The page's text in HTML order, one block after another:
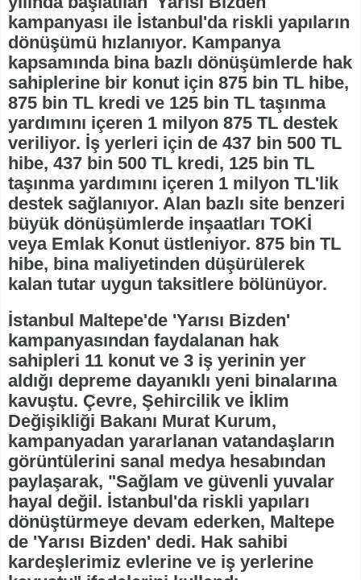
kampanyası ile İstanbul'da riskli yapıların
dönüşümü hızlanıyor. Kampanya
kapsamında bina bazlı dönüşümlerde hak
sahiplerine bir konut için 875 bin TL hibe,
875 bin TL kredi ve 125 bin TL taşınma
yardımını içeren 1 milyon 875 TL destek
veriliyor. İş yerleri için de 437 bin 500 TL
hibe, 437 bin 500 TL kredi, 125 bin TL
taşınma yardımını içeren 1 milyon TL'lik
destek sağlanıyor. Alan bazlı site benzeri
büyük dönüşümlerde inşaatları TOKİ
veya Emlak Konut üstleniyor. 875 bin TL
hibe, bina maliyetinden düşürülerek
kalan tutar uygun taksitlere bölünüyor.
İstanbul Maltepe'de 'Yarısı Bizden'
kampanyasından faydalanan hak
sahipleri 11 konut ve 3 iş yerinin yer
aldığı depreme dayanıklı yeni binalarına
kavuştu. Çevre, Şehircilik ve İklim
Değişikliği Bakanı Murat Kurum,
kampanyadan yararlanan vatandaşların
görüntülerini sanal medya hesabından
paylaşarak, "Sağlam ve güvenli yuvalar
hayal değil. İstanbul'da riskli yapıları
dönüştürmeye devam ederken, Maltepe
de 'Yarısı Bizden' dedi. Hak sahibi
kardeşlerimiz evlerine ve iş yerlerine